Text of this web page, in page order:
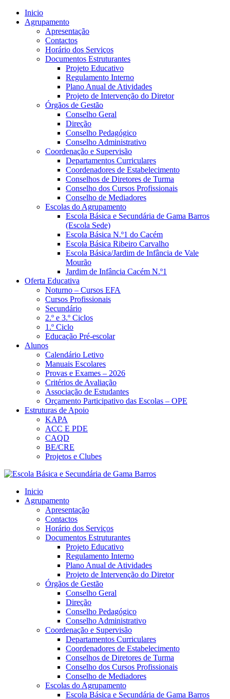
Inicio
Agrupamento
Apresentação
Contactos
Horário dos Serviços
Documentos Estruturantes
Projeto Educativo
Regulamento Interno
Plano Anual de Atividades
Projeto de Intervenção do Diretor
Órgãos de Gestão
Conselho Geral
Direção
Conselho Pedagógico
Conselho Administrativo
Coordenação e Supervisão
Departamentos Curriculares
Coordenadores de Estabelecimento
Conselhos de Diretores de Turma
Conselho dos Cursos Profissionais
Conselho de Mediadores
Escolas do Agrupamento
Escola Básica e Secundária de Gama Barros
(Escola Sede)
Escola Básica N.º1 do Cacém
Escola Básica Ribeiro Carvalho
Escola Básica/Jardim de Infância de Vale
Mourão
Jardim de Infância Cacém N.º1
Oferta Educativa
Noturno – Cursos EFA
Cursos Profissionais
Secundário
2.º e 3.º Ciclos
1.º Ciclo
Educação Pré-escolar
Alunos
Calendário Letivo
Manuais Escolares
Provas e Exames – 2026
Critérios de Avaliação
Associação de Estudantes
Orçamento Participativo das Escolas – OPE
Estruturas de Apoio
KAPA
ACC E PDE
CAQD
BE/CRE
Projetos e Clubes
Inicio
Agrupamento
Apresentação
Contactos
Horário dos Serviços
Documentos Estruturantes
Projeto Educativo
Regulamento Interno
Plano Anual de Atividades
Projeto de Intervenção do Diretor
Órgãos de Gestão
Conselho Geral
Direção
Conselho Pedagógico
Conselho Administrativo
Coordenação e Supervisão
Departamentos Curriculares
Coordenadores de Estabelecimento
Conselhos de Diretores de Turma
Conselho dos Cursos Profissionais
Conselho de Mediadores
Escolas do Agrupamento
Escola Básica e Secundária de Gama Barros